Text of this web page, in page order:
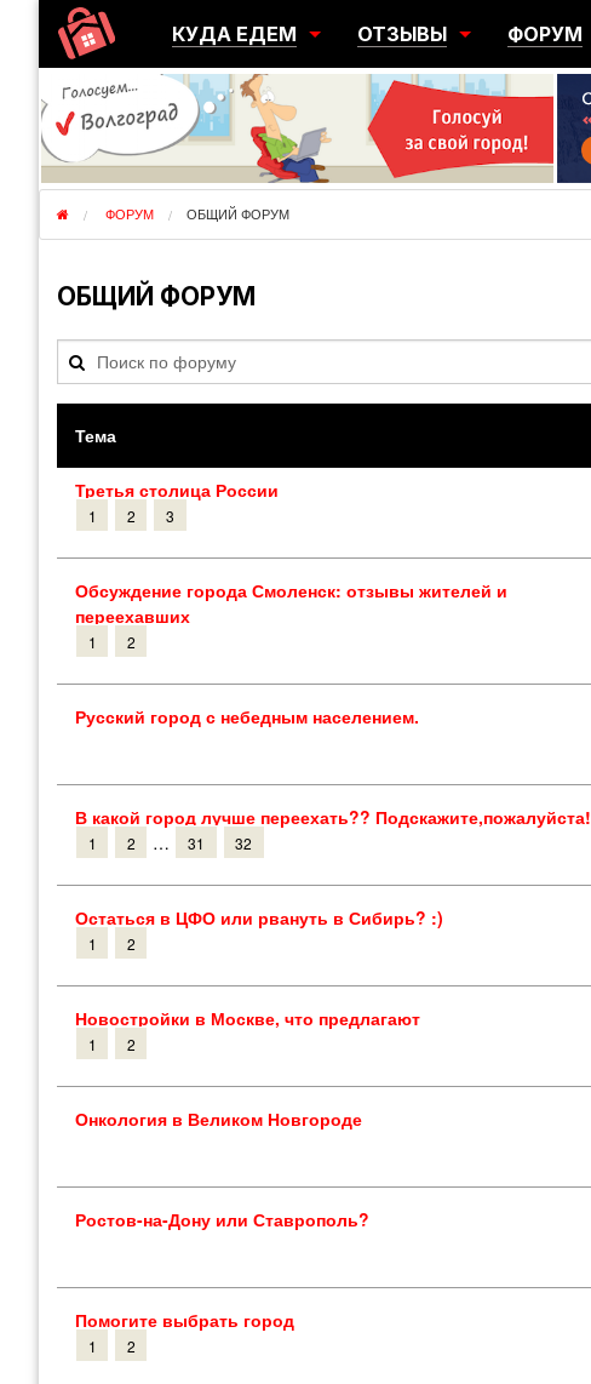
КУДА ЕДЕМ
ГОРОДА
РЕГИОНЫ
ОТЗЫВЫ
ПЕРЕЕЗДЫ
ЭМИГРАЦИЯ
ФОРУМ
ЮЖНЫЙ
ФОРУМ ОБЩИЙ ФОРУМ
ОБЩИЙ ФОРУМ
Тема
Третья столица России
1 2 3
Обсуждение города Смоленск: отзывы жителей и
переехавших
1 2
Русский город с небедным населением.
В какой город лучше переехать?? Подскажите,пожалуйста!
1 2 … 31 32
Остаться в ЦФО или рвануть в Сибирь? :)
1 2
Новостройки в Москве, что предлагают
1 2
Онкология в Великом Новгороде
Ростов-на-Дону или Ставрополь?
Помогите выбрать город
1 2